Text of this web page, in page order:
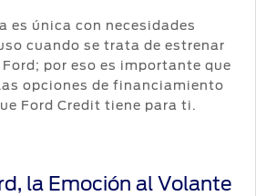
es única con necesidades
cuando se trata de estrenar
por eso es importante que
opciones de financiamiento
Ford Credit tiene para ti.
la Emoción al Volante